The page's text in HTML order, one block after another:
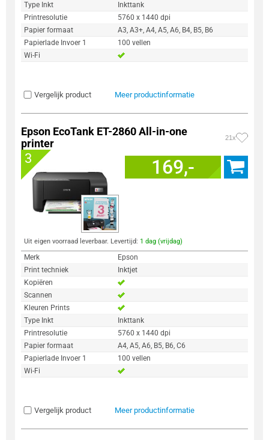
Type Inkt
Inkttank
Printresolutie
5760 x 1440 dpi
Papier formaat
A3, A3+, A4, A5, A6, B4, B5, B6
Papierlade Invoer 1
100 vellen
Wi-Fi
Vergelijk product Meer productinformatie
Epson EcoTank ET-2860 All-in-one
printer
21x
3 169,-
Uit eigen voorraad leverbaar. Levertijd: 1 dag (vrijdag)
Merk
Epson
Print techniek
Inktjet
Kopiëren
Scannen
Kleuren Prints
Type Inkt
Inkttank
Printresolutie
5760 x 1440 dpi
Papier formaat
A4, A5, A6, B5, B6, C6
Papierlade Invoer 1
100 vellen
Wi-Fi
Vergelijk product Meer productinformatie